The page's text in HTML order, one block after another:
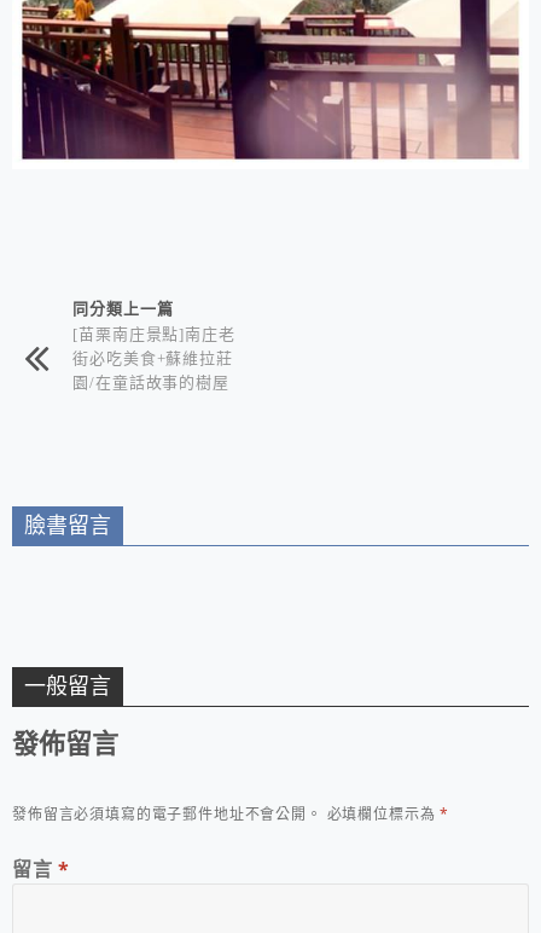
相連文章同分類上一篇
[苗栗南庄景點]南庄老
街必吃美食+蘇維拉莊
園/在童話故事的樹屋
臉書留言
一般留言
發佈留言
發佈留言必須填寫的電子郵件地址不會公開。 必填欄位標示為*
留言 *